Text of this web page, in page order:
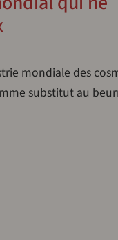
mondiale des
substitut au